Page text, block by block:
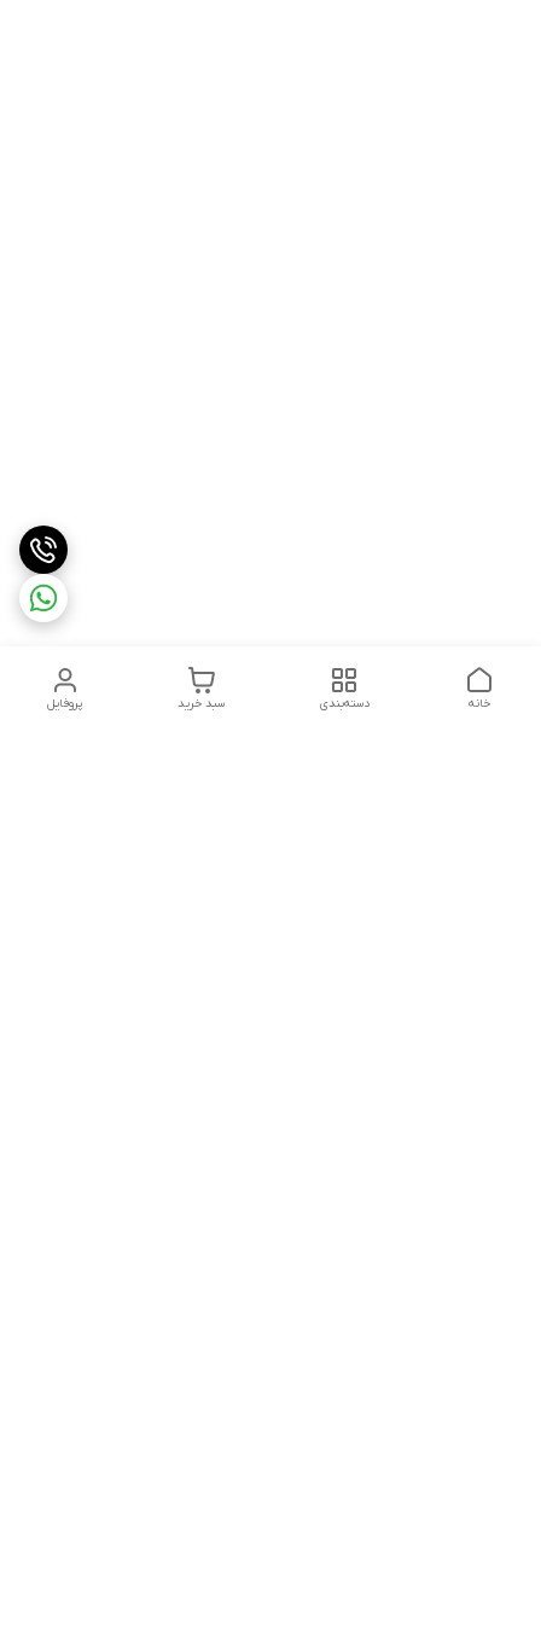
پروفایل سبد خرید دسته‌بندی خانه